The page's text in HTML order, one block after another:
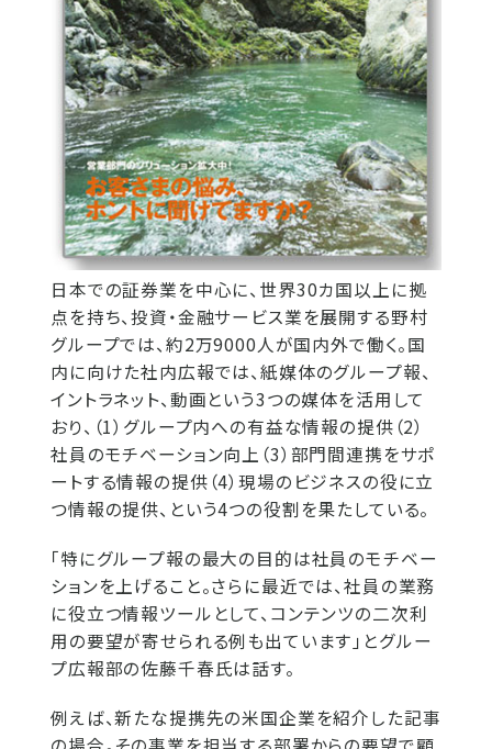
日本での証券業を中心に、世界30カ国以上に拠
点を持ち、投資・金融サービス業を展開する野村
グループでは、約2万9000人が国内外で働く。国
内に向けた社内広報では、紙媒体のグループ報、
イントラネット、動画という3つの媒体を活用して
おり、（1）グループ内への有益な情報の提供（2）
社員のモチベーション向上（3）部門間連携をサポ
ートする情報の提供（4）現場のビジネスの役に立
つ情報の提供、という4つの役割を果たしている。
「特にグループ報の最大の目的は社員のモチベー
ションを上げること。さらに最近では、社員の業務
に役立つ情報ツールとして、コンテンツの二次利
用の要望が寄せられる例も出ています」とグルー
プ広報部の佐藤千春氏は話す。
例えば、新たな提携先の米国企業を紹介した記事